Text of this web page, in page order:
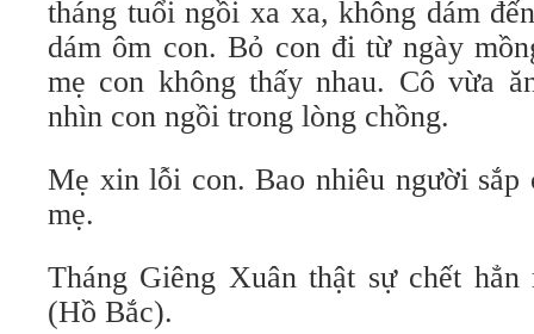
tháng tuổi ngồi xa xa, không dám
dám ôm con. Bỏ con đi từ ngày
mẹ con không thấy nhau. Cô vừa
nhìn con ngồi trong lòng chồng.
Mẹ xin lỗi con. Bao nhiêu người sắp
mẹ.
Tháng Giêng Xuân thật sự chết
(Hồ Bắc).